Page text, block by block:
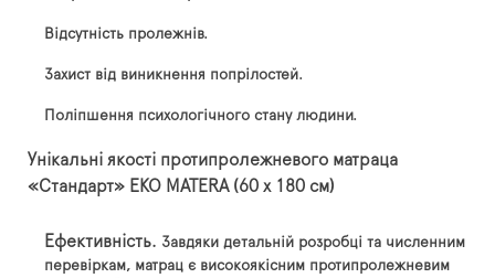
Відсутність пролежнів.
Захист від виникнення попрілостей.
Поліпшення психологічного стану людини.
Унікальні якості протипролежневого матраца
«Стандарт» EKO MATERA (60 х 180 см)
Ефективність. Завдяки детальній розробці та численним
перевіркам, матрац є високоякісним протипролежневим